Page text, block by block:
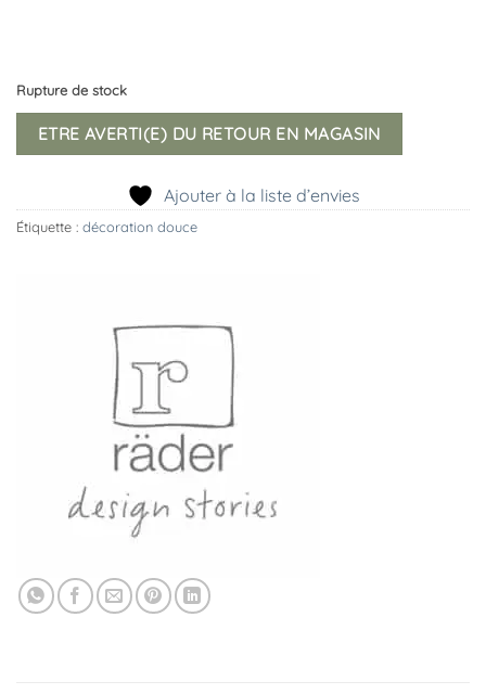
Rupture de stock
ETRE AVERTI(E) DU RETOUR EN MAGASIN
Ajouter à la liste d’envies
Étiquette : décoration douce